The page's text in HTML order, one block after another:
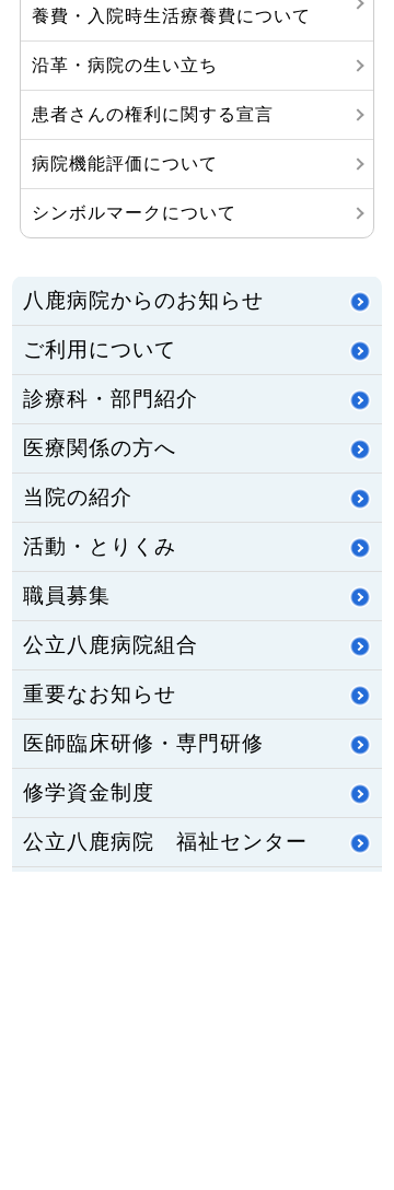
養費・入院時生活療養費について
沿革・病院の生い立ち
患者さんの権利に関する宣言
病院機能評価について
シンボルマークについて
八鹿病院からのお知らせ
ご利用について
診療科・部門紹介
医療関係の方へ
当院の紹介
活動・とりくみ
職員募集
公立八鹿病院組合
重要なお知らせ
医師臨床研修・専門研修
修学資金制度
公立八鹿病院 福祉センター